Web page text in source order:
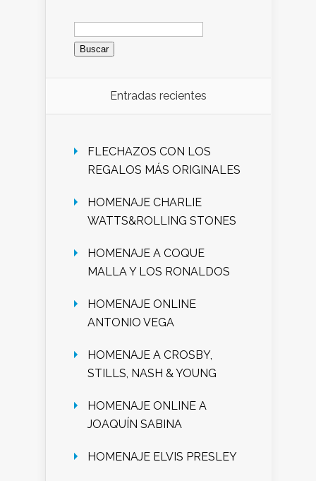
Buscar:
Entradas recientes
FLECHAZOS CON LOS
REGALOS MÁS ORIGINALES
HOMENAJE CHARLIE
WATTS&ROLLING STONES
HOMENAJE A COQUE
MALLA Y LOS RONALDOS
HOMENAJE ONLINE
ANTONIO VEGA
HOMENAJE A CROSBY,
STILLS, NASH & YOUNG
HOMENAJE ONLINE A
JOAQUÍN SABINA
HOMENAJE ELVIS PRESLEY